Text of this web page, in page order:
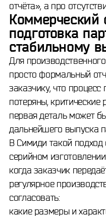
отчёта», а про
Коммерческий
подготовка
стабильному
Для
просто формальный
заказчику, что
потеряны,
первая деталь может
дальнейшего выпуска
В Симиди такой
серийном
когда заказчик
регулярное
согласовать:
какие размеры и